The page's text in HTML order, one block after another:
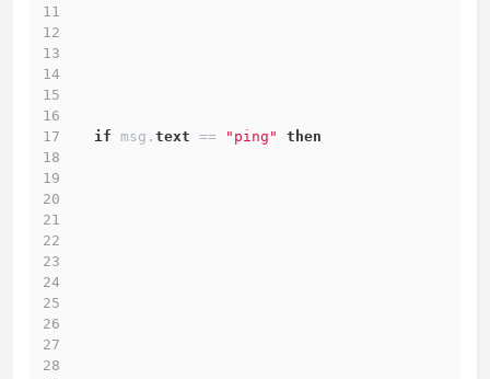
if msg. text == "ping" then